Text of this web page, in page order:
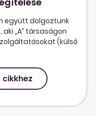
együtt dolgoztunk
„A” társaságon
(külső